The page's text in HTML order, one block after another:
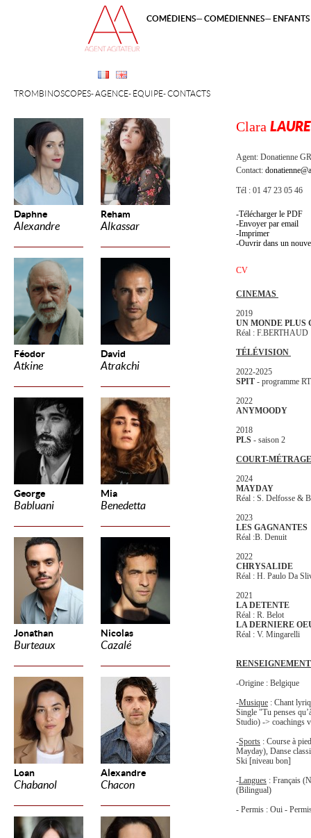
Daphne
Alexandre
Reham
Alkassar
Féodor
Atkine
David
Atrakchi
George
Babluani
Mia
Benedetta
Jonathan
Burteaux
Nicolas
Cazalé
Loan
Chabanol
Alexandre
Chacon
TROMBINOSCOPES AGENCE ÉQUIPE CONTACTS
COMÉDIENS COMÉDIENNES
Clara
Agent: Donatienne
Contact:
Tél : 01 47 23 05 46
Télécharger le PDF
Envoyer par email
Imprimer
Ouvrir dans un
CV
CINEMAS
2019
UN MONDE PLUS
Réal : F.BERTHAUD
TÉLÉVISION
2022-2025
SPIT - programme
2022
ANYMOODY
2018
PLS - saison 2
COURT-MÉTRAGE
2024
MAYDAY
Réal : S. Delfosse &
2023
LES GAGNANTES
Réal :B. Denuit
2022
CHRYSALIDE
Réal : H. Paulo Da
2021
LA DETENTE
Réal : R. Belot
LA DERNIERE
Réal : V. Mingarelli
-Origine : Belgique
-Musique : Chant
Single "Tu penses
Studio) -> coachings
-Sports : Course à
Mayday), Danse
Ski [niveau bon]
-Langues : Français
(Bilingual)
- Permis : Oui -